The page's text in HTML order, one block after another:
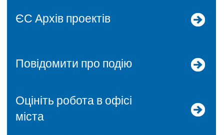
ЄС Архів проектів
Повідомити про подію
Оцініть робота в офісі
міста